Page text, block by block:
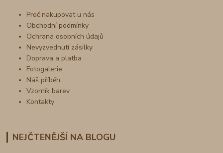
Proč nakupovat u nás
Obchodní podmínky
Ochrana osobních údajů
Nevyzvednutí zásilky
Doprava a platba
Fotogalerie
Náš příběh
Vzorník barev
Kontakty
NEJČTENĚJŠÍ NA BLOGU